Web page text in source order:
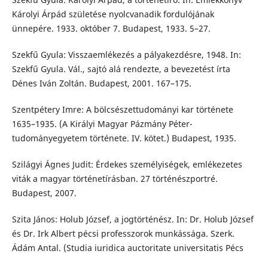
Károlyi Árpád születése nyolcvanadik fordulójának
ünnepére. 1933. október 7. Budapest, 1933. 5–27.
Szekfű Gyula: Visszaemlékezés a pályakezdésre, 1948. In:
Szekfű Gyula. Vál., sajtó alá rendezte, a bevezetést írta
Dénes Iván Zoltán. Budapest, 2001. 167–175.
Szentpétery Imre: A bölcsészettudományi kar története
1635–1935. (A Királyi Magyar Pázmány Péter-
tudományegyetem története. IV. kötet.) Budapest, 1935.
Szilágyi Ágnes Judit: Érdekes személyiségek, emlékezetes
viták a magyar történetírásban. 27 történészportré.
Budapest, 2007.
Szita János: Holub József, a jogtörténész. In: Dr. Holub József
és Dr. Irk Albert pécsi professzorok munkássága. Szerk.
Ádám Antal. (Studia iuridica auctoritate universitatis Pécs